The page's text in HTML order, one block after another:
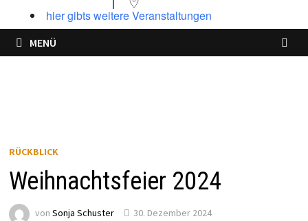
hier gibts weitere Veranstaltungen
MENÜ
RÜCKBLICK
Weihnachtsfeier 2024
von Sonja Schuster 30. Dezember 2024